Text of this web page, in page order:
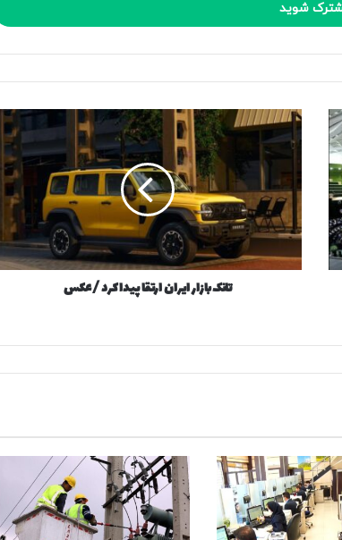
ت
ا
ک
ب
ز
ر
ا
ق
ا
پ
ی
د
ا
تانک بازار ایران ارتقا پیدا کرد / عکس